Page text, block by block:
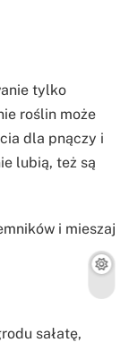
tylko
roślin może
dla pnączy i
lubią, też są
i mieszaj
sałatę,